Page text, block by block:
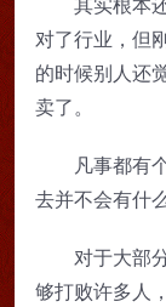
对了行业，但
的时候别人还
卖了。
凡事都有
去并不会有什
对于大部
够打败许多人